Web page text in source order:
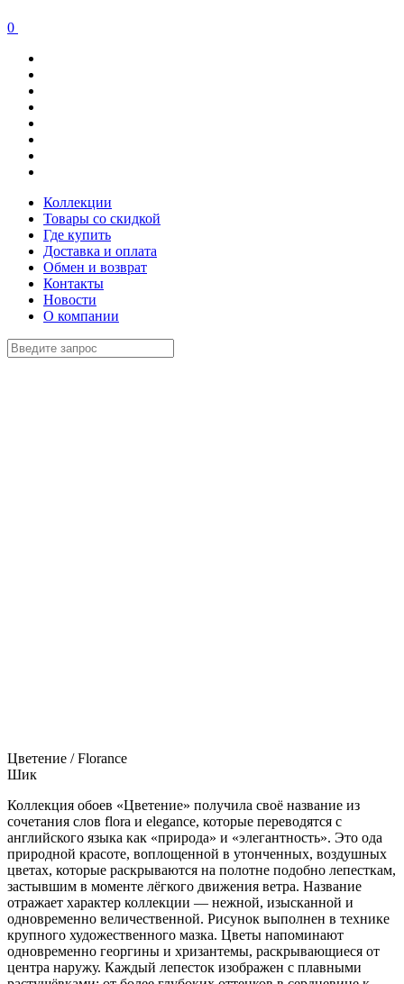
0
Коллекции
Товары со скидкой
Где купить
Доставка и оплата
Обмен и возврат
Контакты
Новости
О компании
Цветение / Florance
Шик
Коллекция обоев «Цветение» получила своё название из
сочетания слов flora и elegance, которые переводятся с
английского языка как «природа» и «элегантность». Это ода
природной красоте, воплощенной в утонченных, воздушных
цветах, которые раскрываются на полотне подобно лепесткам,
застывшим в моменте лёгкого движения ветра. Название
отражает характер коллекции — нежной, изысканной и
одновременно величественной. Рисунок выполнен в технике
крупного художественного мазка. Цветы напоминают
одновременно георгины и хризантемы, раскрывающиеся от
центра наружу. Каждый лепесток изображен с плавными